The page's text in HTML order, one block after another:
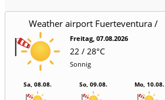
Weather airport Fuerteventura /
Aeropuerto
Freitag, 07.08.2026
22 / 28°C
Sonnig
Sa, 08.08. So, 09.08. Mo, 10.08.